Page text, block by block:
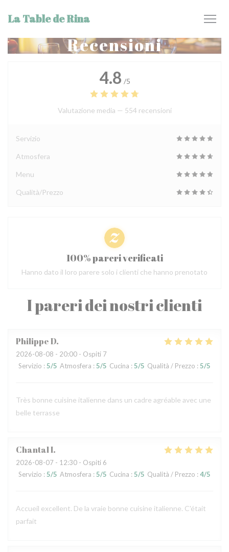
La Table de Rina
Recensioni
I pareri dei nostri clienti
PhilippeD
2026-08-08 - 20:00 - Ospiti 7
Servizio : 5/5 Atmosfera : 5/5 Cucina : 5/5 Qualità / Prezzo : 5/5
Très bonne cuisine italienne dans un cadre agréable avec une
belle terrasse
ChantalI
2026-08-07 - 12:30 - Ospiti 6
Servizio : 5/5 Atmosfera : 5/5 Cucina : 5/5 Qualità / Prezzo : 4/5
Accueil excellent. De la vraie bonne cuisine italienne. C'était
parfait
4.8 /5
Valutazione media — 554 recensioni
Servizio
Atmosfera
Menu
Qualità/Prezzo
100% pareri verificati
Hanno dato il loro parere solo i clienti che hanno prenotato